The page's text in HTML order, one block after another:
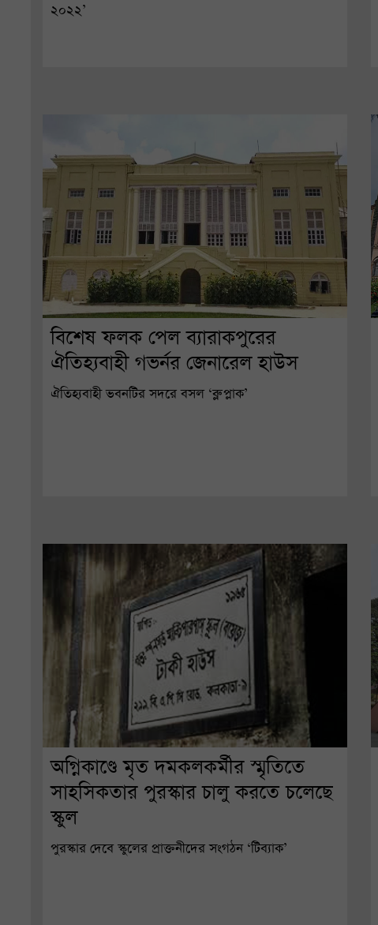
২০২২’
বিশেষ ফলক পেল ব্যারাকপুরের
ঐতিহ্যবাহী গভর্নর জেনারেল হাউস
ঐতিহ্যবাহী ভবনটির সদরে বসল ‘ব্লু প্লাক’
অগ্নিকাণ্ডে মৃত দমকলকর্মীর স্মৃতিতে
সাহসিকতার পুরস্কার চালু করতে চলেছে
স্কুল
পুরস্কার দেবে স্কুলের প্রাক্তনীদের সংগঠন ‘টিব্যাক’